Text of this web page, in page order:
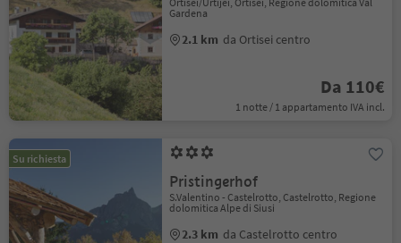
Gardena
2.1 km da Ortisei centro
Da 110€
1 notte / 1 appartamento IVA incl.
Su richiesta
Pristingerhof
S.Valentino - Castelrotto, Castelrotto, Regione
dolomitica Alpe di Siusi
2.3 km da Castelrotto centro